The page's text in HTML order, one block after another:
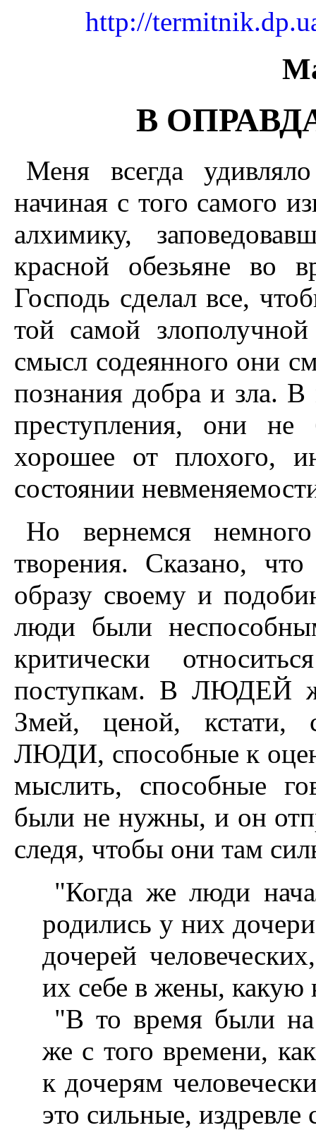
http://
В
Меня всегда
начиная с того самого
алхимику,
красной обезьяне во
Господь сделал все,
той самой
смысл содеянного они
познания добра и зла.
преступления, они не
хорошее от плохого,
состоянии
Но вернемся
творения. Сказано,
образу своему и
люди были
критически
поступкам. В ЛЮДЕЙ
Змей, ценой, кстати,
ЛЮДИ, способные к
мыслить, способные
были не нужны, и он
следя, чтобы они там
"Когда же люди
родились у них
дочерей
их себе в жены, какую
"В то время были
же с того времени,
к дочерям
это сильные,